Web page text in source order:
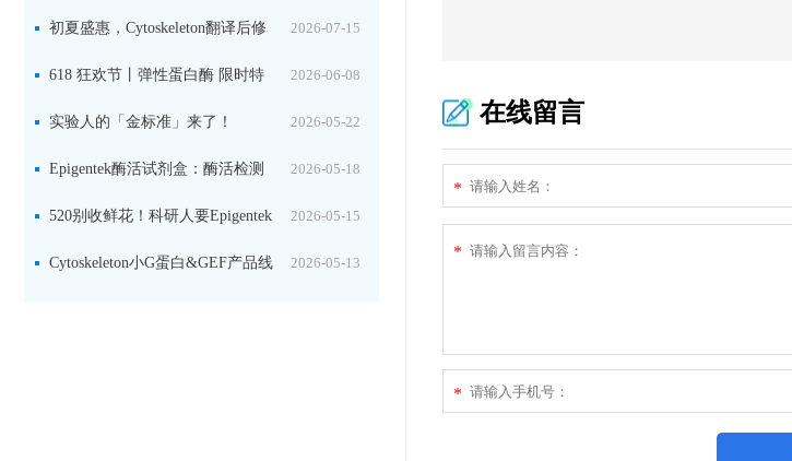
在线留言
*
*
*
2026-07-15
初夏盛惠，Cytoskeleton翻译后修
饰（PTM）产品线放价啦！ 2026-06-08
618 狂欢节丨弹性蛋白酶 限时特
惠 2026-05-22
实验人的「金标准」来了！
Jackson 二抗精选限时一口价，手慢无！2026-05-18
Epigentek酶活试剂盒：酶活检测
+抑制剂筛选双赋能，下单即赠京东卡2026-05-15
520别收鲜花！科研人要Epigentek
试剂盒+京东卡！ 2026-05-13
Cytoskeleton小G蛋白&GEF产品线